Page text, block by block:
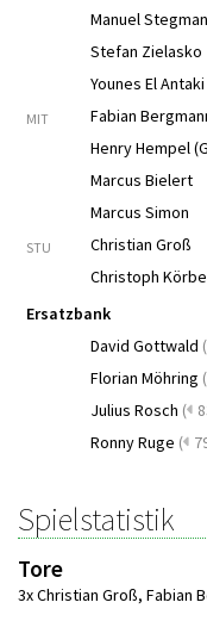
Manuel
Stefan Zielasko
Younes El Antaki
MIT
Fabian
Henry Hempel
Marcus Bielert
Marcus Simon
STU
Christian Groß
Christoph
Ersatzbank
David Gottwald (
Florian Möhring (
Julius Rosch (
Ronny Ruge (
Spielstatistik
Tore
3x Christian Groß, Fabian